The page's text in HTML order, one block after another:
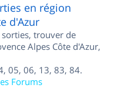
en région
d'Azur
trouver de
Alpes Côte d'Azur,
05, 06, 13, 83, 84.
Forums